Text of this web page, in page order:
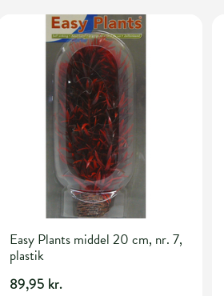
Easy Plants middel 20 cm, nr. 7,
plastik
89,95 kr.